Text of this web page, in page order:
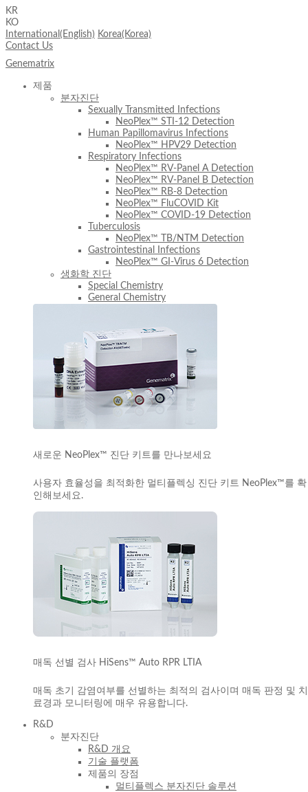
KR
KO
International(English) Korea(Korea)
Contact Us
Genematrix
제품
분자진단
Sexually Transmitted Infections
NeoPlex™ STI-12 Detection
Human Papillomavirus Infections
NeoPlex™ HPV29 Detection
Respiratory Infections
NeoPlex™ RV-Panel A Detection
NeoPlex™ RV-Panel B Detection
NeoPlex™ RB-8 Detection
NeoPlex™ FluCOVID Kit
NeoPlex™ COVID-19 Detection
Tuberculosis
NeoPlex™ TB/NTM Detection
Gastrointestinal Infections
NeoPlex™ GI-Virus 6 Detection
생화학 진단
Special Chemistry
General Chemistry
새로운 NeoPlex™ 진단 키트를 만나보세요
사용자 효율성을 최적화한 멀티플렉싱 진단 키트 NeoPlex™를 확
인해보세요.
매독 선별 검사 HiSens™ Auto RPR LTIA
매독 초기 감염여부를 선별하는 최적의 검사이며 매독 판정 및 치
료경과 모니터링에 매우 유용합니다.
R&D
분자진단
R&D 개요
기술 플랫폼
제품의 장점
멀티플렉스 분자진단 솔루션
분자진단